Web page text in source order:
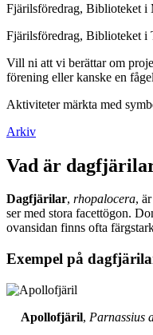
Fjärilsföredrag, Biblioteket i
Fjärilsföredrag, Biblioteket i
Vill ni att vi berättar om
förening eller kanske en
Aktiviteter märkta med
Arkiv
Vad är
Dagfjärilar, rhopalocera,
ser med stora facettögon.
ovansidan finns ofta
Exempel på
Apollofjäril, Parnassius